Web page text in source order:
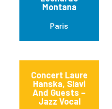
Montana
Paris
Concert Laure
Hanska, Slavi
And Guests –
Jazz Vocal